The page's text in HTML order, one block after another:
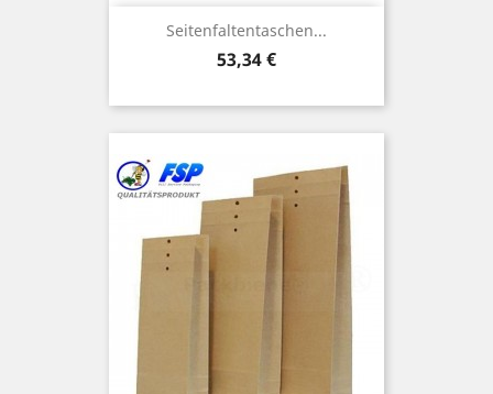
Seitenfaltentaschen...
Preis
53,34 €